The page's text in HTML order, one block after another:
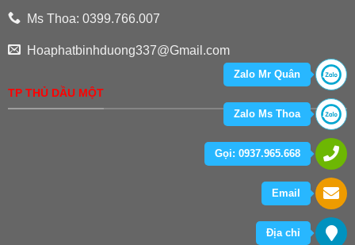
Ms Thoa: 0399.766.007
Hoaphatbinhduong337@Gmail.com
TP THỦ DẦU MỘT
Zalo Mr Quân
Zalo Ms Thoa
Gọi: 0937.965.668
Email
Địa chỉ